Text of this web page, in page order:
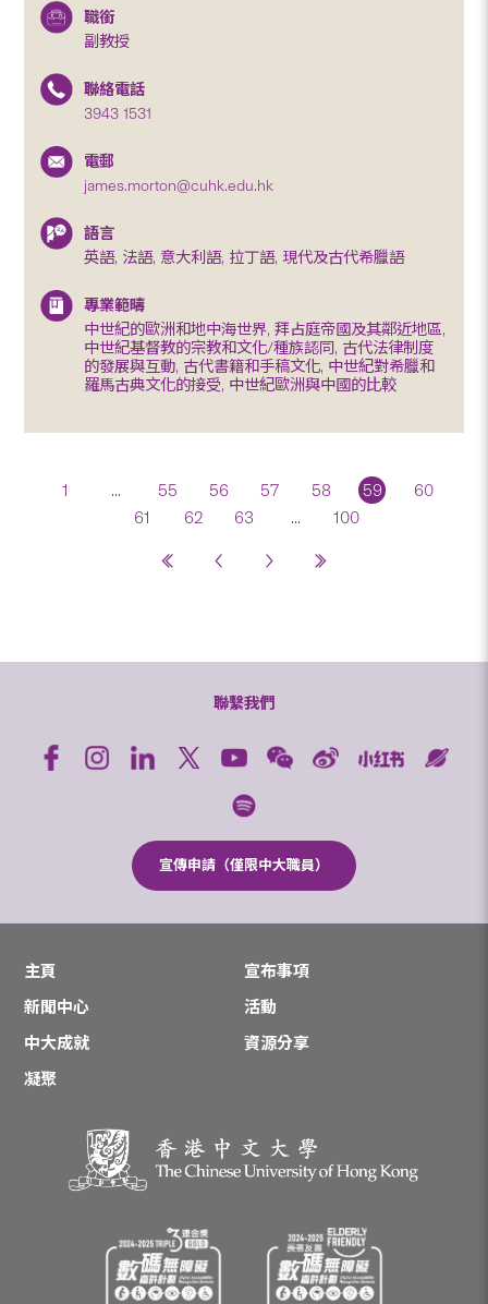
職銜
副教授
聯絡電話
3943 1531
電郵
james.morton@cuhk.edu.hk
語言
英語, 法語, 意大利語, 拉丁語, 現代及古代希臘語
專業範疇
中世紀的歐洲和地中海世界, 拜占庭帝國及其鄰近地區,
中世紀基督教的宗教和文化/種族認同, 古代法律制度
的發展與互動, 古代書籍和手稿文化, 中世紀對希臘和
羅馬古典文化的接受, 中世紀歐洲與中國的比較
1 ... 55 56 57 58 59
60
61
62 63 ... 100
聯繫我們
宣傳申請（僅限中大職員）
主頁
宣布事項
新聞中心
活動
中大成就
資源分享
凝聚